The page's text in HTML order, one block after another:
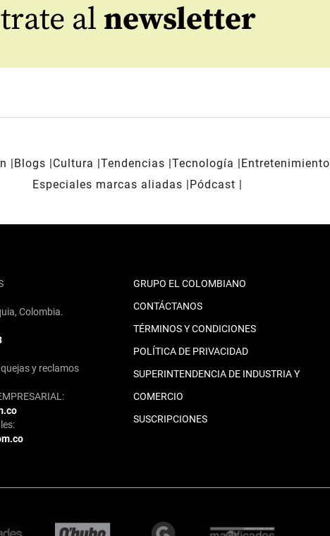
al newsletter
Blogs Cultura Tendencias Tecnología Entretenimiento
Especiales marcas aliadas
Pódcast
Colombia.
y reclamos
GRUPO EL COLOMBIANO
CONTÁCTANOS
TÉRMINOS Y CONDICIONES
POLÍTICA DE PRIVACIDAD
SUPERINTENDENCIA DE INDUSTRIA Y
COMERCIO
SUSCRIPCIONES